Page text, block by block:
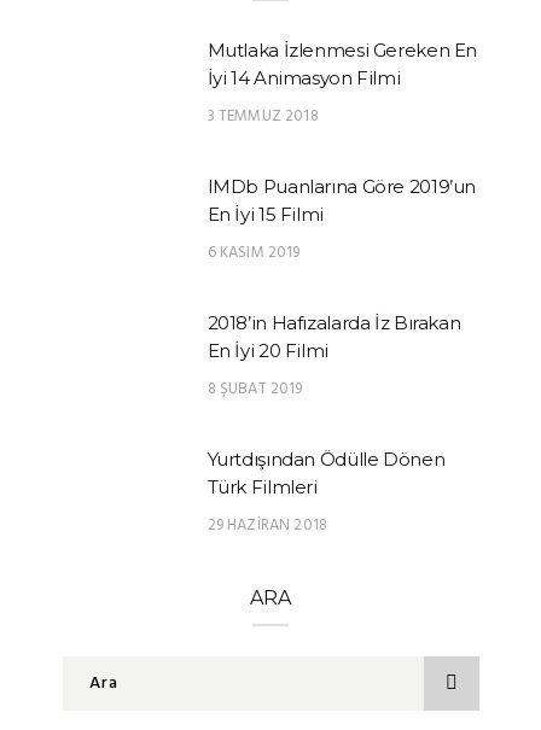
Mutlaka İzlenmesi Gereken En
İyi 14 Animasyon Filmi
3 TEMMUZ 2018
IMDb Puanlarına Göre 2019’un
En İyi 15 Filmi
6 KASIM 2019
2018’in Hafızalarda İz Bırakan
En İyi 20 Filmi
8 ŞUBAT 2019
Yurtdışından Ödülle Dönen
Türk Filmleri
29 HAZIRAN 2018
ARA